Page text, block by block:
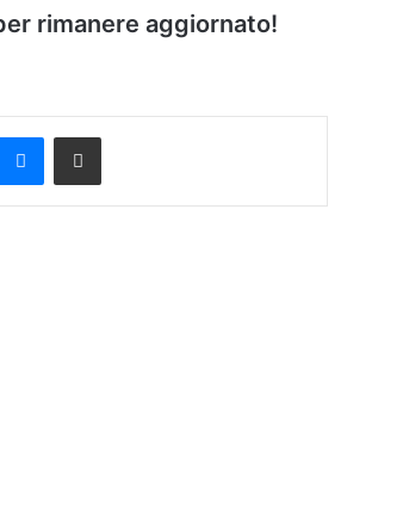
rimanere aggiornato!
Messenger
Condividi via Email